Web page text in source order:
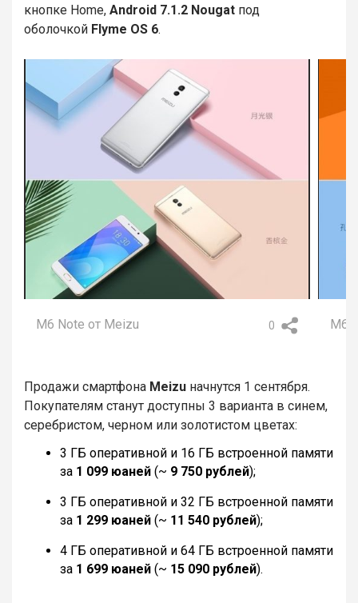
кнопке Home, Android 7.1.2 Nougat под
оболочкой Flyme OS 6.
0
M6 Note от Meizu M6
Продажи смартфона Meizu начнутся 1 сентября.
Покупателям станут доступны 3 варианта в синем,
серебристом, черном или золотистом цветах:
3 ГБ оперативной и 16 ГБ встроенной памяти
за 1 099 юаней (~ 9 750 рублей);
3 ГБ оперативной и 32 ГБ встроенной памяти
за 1 299 юаней (~ 11 540 рублей);
4 ГБ оперативной и 64 ГБ встроенной памяти
за 1 699 юаней (~ 15 090 рублей).